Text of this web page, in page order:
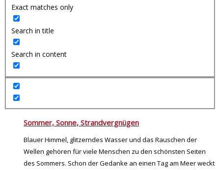
Exact matches only
Search in title
Search in content
Sommer, Sonne, Strandvergnügen
Blauer Himmel, glitzerndes Wasser und das Rauschen der
Wellen gehören für viele Menschen zu den schönsten Seiten
des Sommers. Schon der Gedanke an einen Tag am Meer weckt